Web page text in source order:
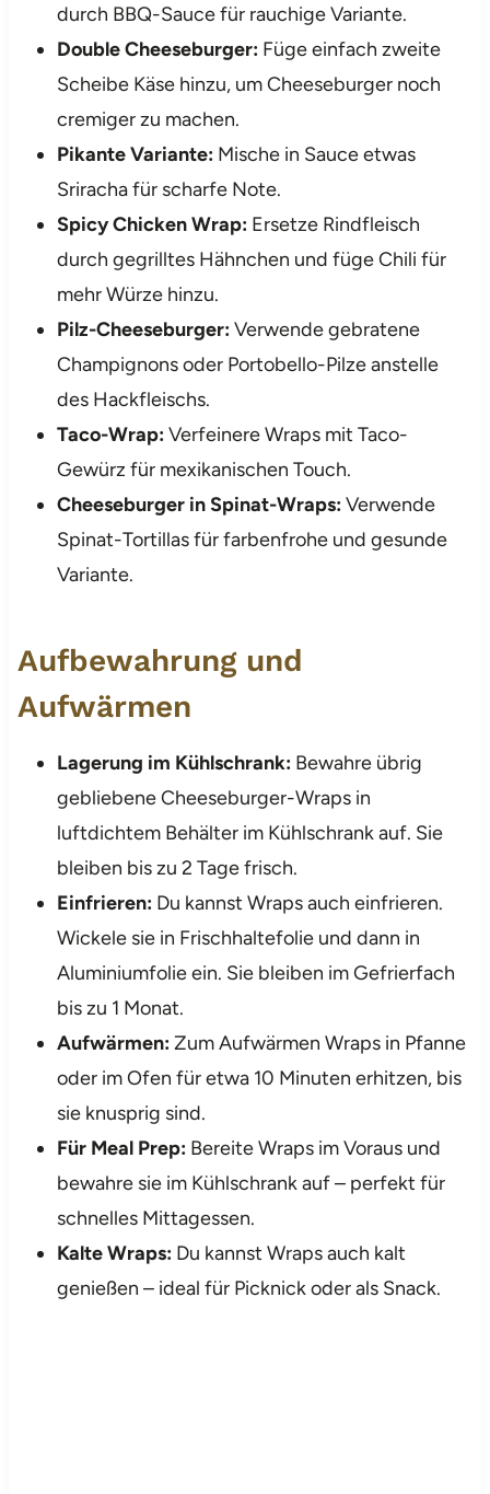
durch BBQ-Sauce für rauchige Variante.
Double Cheeseburger:Füge einfach zweite
Scheibe Käse hinzu, um Cheeseburger noch
cremiger zu machen.
Pikante Variante:Mische in Sauce etwas
Sriracha für scharfe Note.
Spicy Chicken Wrap:Ersetze Rindfleisch
durch gegrilltes Hähnchen und füge Chili für
mehr Würze hinzu.
Pilz-Cheeseburger:Verwende gebratene
Champignons oder Portobello-Pilze anstelle
des Hackfleischs.
Taco-Wrap:Verfeinere Wraps mit Taco-
Gewürz für mexikanischen Touch.
Cheeseburger in Spinat-Wraps:Verwende
Spinat-Tortillas für farbenfrohe und gesunde
Variante.
Aufbewahrung und
Aufwärmen
Lagerung im Kühlschrank:Bewahre übrig
gebliebene Cheeseburger-Wraps in
luftdichtem Behälter im Kühlschrank auf. Sie
bleiben bis zu 2 Tage frisch.
Einfrieren:Du kannst Wraps auch einfrieren.
Wickele sie in Frischhaltefolie und dann in
Aluminiumfolie ein. Sie bleiben im Gefrierfach
bis zu 1 Monat.
Aufwärmen:Zum Aufwärmen Wraps in Pfanne
oder im Ofen für etwa 10 Minuten erhitzen, bis
sie knusprig sind.
Für Meal Prep:Bereite Wraps im Voraus und
bewahre sie im Kühlschrank auf – perfekt für
schnelles Mittagessen.
Kalte Wraps:Du kannst Wraps auch kalt
genießen – ideal für Picknick oder als Snack.